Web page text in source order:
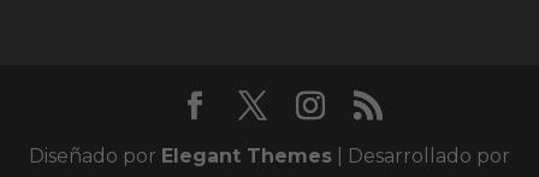
Diseñado por Elegant Themes | Desarrollado por